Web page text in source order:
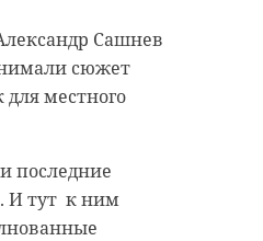
Сашнев
сюжет
для местного
последние
И тут к ним